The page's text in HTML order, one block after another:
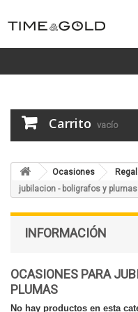
Carrito vacío
Ocasiones
jubilacion - boligrafos y plumas
INFORMACIÓN
OCASIONES PARA
PLUMAS
No hay productos en esta